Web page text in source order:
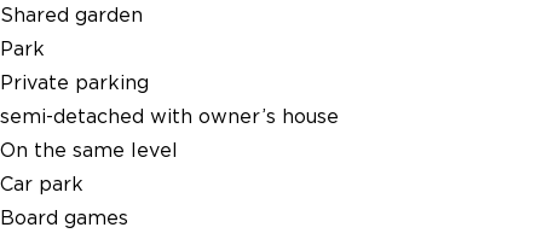
Shared garden
Park
Private parking
semi-detached with owner’s house
On the same level
Car park
Board games